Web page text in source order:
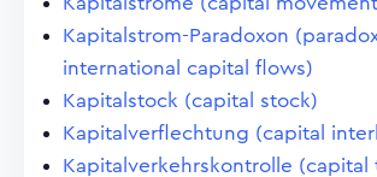
Kapitalstrom-Paradoxon
international capital flows)
Kapitalstock (capital stock)
Kapitalverflechtung (capital
Kapitalverkehrskontrolle (capital